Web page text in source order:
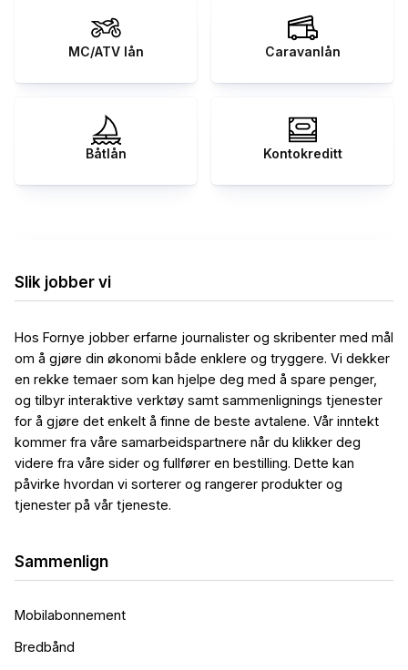
MC/ATV lån Caravanlån
Båtlån Kontokreditt
Slik jobber vi
Hos Fornye jobber erfarne journalister og skribenter med mål
om å gjøre din økonomi både enklere og tryggere. Vi dekker
en rekke temaer som kan hjelpe deg med å spare penger,
og tilbyr interaktive verktøy samt sammenlignings tjenester
for å gjøre det enkelt å finne de beste avtalene. Vår inntekt
kommer fra våre samarbeidspartnere når du klikker deg
videre fra våre sider og fullfører en bestilling. Dette kan
påvirke hvordan vi sorterer og rangerer produkter og
tjenester på vår tjeneste.
Sammenlign
Mobilabonnement
Bredbånd